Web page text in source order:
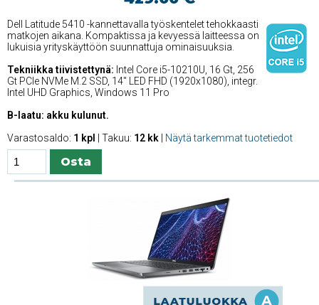
Dell Latitude 5410 -kannettavalla työskentelet tehokkaasti
matkojen aikana. Kompaktissa ja kevyessä laitteessa on
lukuisia yrityskäyttöön suunnattuja ominaisuuksia.
Tekniikka tiivistettynä: Intel Core i5-10210U, 16 Gt, 256
Gt PCIe NVMe M.2 SSD, 14'' LED FHD (1920x1080), integr.
Intel UHD Graphics, Windows 11 Pro
B-laatu: akku kulunut.
Varastosaldo: 1 kpl | Takuu: 12 kk Näytä tarkemmat tuotetiedot